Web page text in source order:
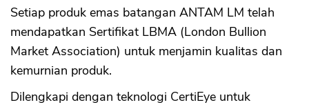
Setiap produk emas batangan ANTAM LM telah
mendapatkan Sertifikat LBMA (London Bullion
Market Association) untuk menjamin kualitas dan
kemurnian produk.
Dilengkapi dengan teknologi CertiEye untuk